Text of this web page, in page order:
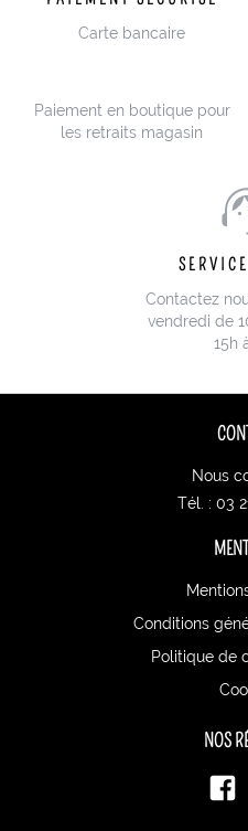
Carte bancaire
Paiement en boutique pour
les retraits magasin
Contactez
vendredi de
15h
Nous
Tél. : 03
Conditions
Politique de
NOS